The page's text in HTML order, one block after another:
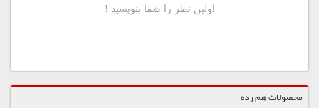
محصولات هم رده